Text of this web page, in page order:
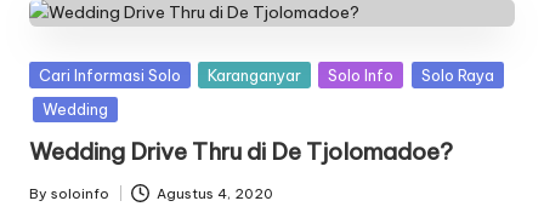
Posted
in
Cari Informasi Solo Karanganyar Solo Info
Solo Raya
Wedding
Wedding Drive Thru di De Tjolomadoe?
Posted
By soloinfo Agustus 4, 2020